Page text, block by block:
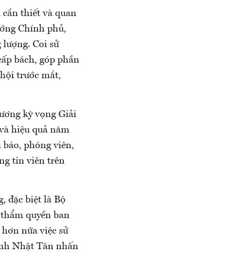
thiết và quan
Chính phủ,
Coi sử
bách, góp phần
trước mắt,
kỳ vọng Giải
hiệu quả năm
báo, phóng viên,
tin viên trên
đặc biệt là Bộ
quyền ban
nữa việc sử
Nhật Tân nhấn